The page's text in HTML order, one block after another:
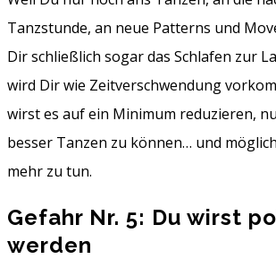
Tanzstunde, an neue Patterns und
Dir schließlich sogar das Schlafen zur
wird Dir wie Zeitverschwendung
wirst es auf ein Minimum reduzieren,
besser Tanzen zu können… und
mehr zu tun.
Gefahr Nr. 5: Du wirst
werden